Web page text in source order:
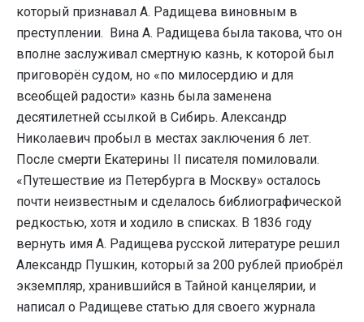
который признавал А. Радищева виновным в
преступлении. Вина А. Радищева была такова, что он
вполне заслуживал смертную казнь, к которой был
приговорён судом, но «по милосердию и для
всеобщей радости» казнь была заменена
десятилетней ссылкой в Сибирь. Александр
Николаевич пробыл в местах заключения 6 лет.
После смерти Екатерины II писателя помиловали.
«Путешествие из Петербурга в Москву» осталось
почти неизвестным и сделалось библиографической
редкостью, хотя и ходило в списках. В 1836 году
вернуть имя А. Радищева русской литературе решил
Александр Пушкин, который за 200 рублей приобрёл
экземпляр, хранившийся в Тайной канцелярии, и
написал о Радищеве статью для своего журнала